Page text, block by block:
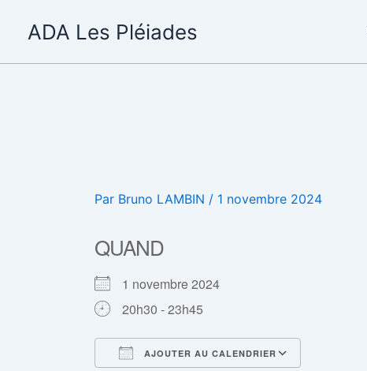
ADA Les Pléiades
Par Bruno LAMBIN / 1 novembre 2024
QUAND
1 novembre 2024
20h30 - 23h45
AJOUTER AU CALENDRIER